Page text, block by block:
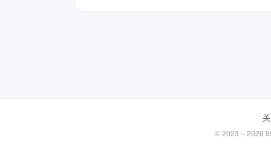
© 2023 – 2026